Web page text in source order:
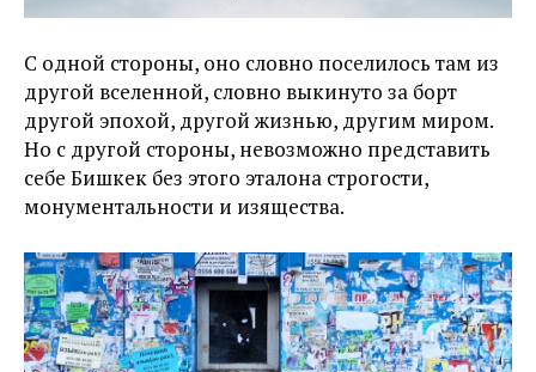
С одной стороны, оно словно поселилось там из
другой вселенной, словно выкинуто за борт
другой эпохой, другой жизнью, другим миром.
Но с другой стороны, невозможно представить
себе Бишкек без этого эталона строгости,
монументальности и изящества.